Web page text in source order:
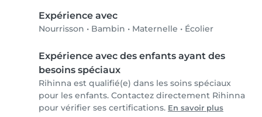
Expérience avec
Nourrisson • Bambin • Maternelle • Écolier
Expérience avec des enfants ayant des
besoins spéciaux
Rihinna est qualifié(e) dans les soins spéciaux
pour les enfants. Contactez directement Rihinna
pour vérifier ses certifications. En savoir plus